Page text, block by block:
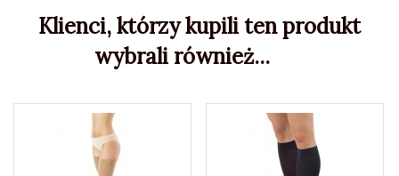
Klienci, którzy kupili ten produkt
wybrali również...